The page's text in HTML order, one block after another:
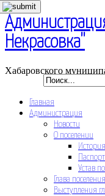
Некрасовка"
Хабаровского
Главная
Администрация
Новости
О поселении
Устав
Глава поселения
Выступления